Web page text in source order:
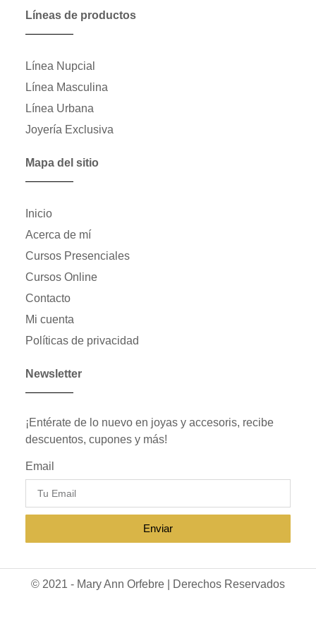
Líneas de productos
Línea Nupcial
Línea Masculina
Línea Urbana
Joyería Exclusiva
Mapa del sitio
Inicio
Acerca de mí
Cursos Presenciales
Cursos Online
Contacto
Mi cuenta
Políticas de privacidad
Newsletter
¡Entérate de lo nuevo en joyas y accesoris, recibe
descuentos, cupones y más!
Email
Enviar
© 2021 - Mary Ann Orfebre | Derechos Reservados